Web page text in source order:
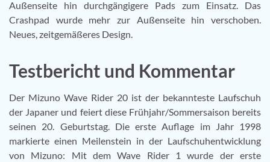
Außenseite hin durchgängigere Pads zum Einsatz. Das
Crashpad wurde mehr zur Außenseite hin verschoben.
Neues, zeitgemäßeres Design.
Testbericht und Kommentar
Der Mizuno Wave Rider 20 ist der bekannteste Laufschuh
der Japaner und feiert diese Frühjahr/Sommersaison bereits
seinen 20. Geburtstag. Die erste Auflage im Jahr 1998
markierte einen Meilenstein in der Laufschuhentwicklung
von Mizuno: Mit dem Wave Rider 1 wurde der erste